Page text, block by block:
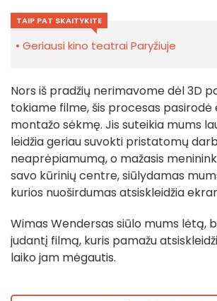
TAIP PAT SKAITYKITE
Geriausi kino teatrai Paryžiuje
Nors iš pradžių nerimavome dėl 3D
tokiame filme, šis procesas pasirodė
montažo sėkmę. Jis suteikia mums
leidžia geriau suvokti pristatomų
neaprėpiamumą, o mažasis
savo kūrinių centre, siūlydamas
kurios nuoširdumas atsiskleidžia
Wimas Wendersas siūlo mums lėtą,
judantį filmą, kuris pamažu
laiko jam mėgautis.